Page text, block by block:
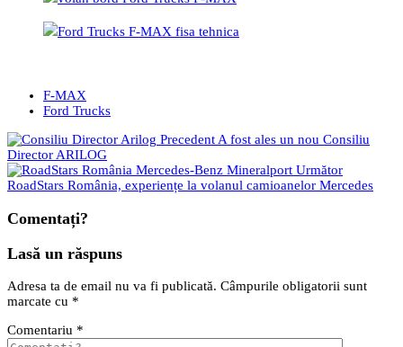
F-MAX
Ford Trucks
PrecedentA fost ales un nou Consiliu
Director ARILOG
Următor
RoadStars România, experiențe la volanul camioanelor Mercedes
Comentați?
Lasă un răspuns
Adresa ta de email nu va fi publicată. Câmpurile obligatorii sunt
marcate cu *
Comentariu *